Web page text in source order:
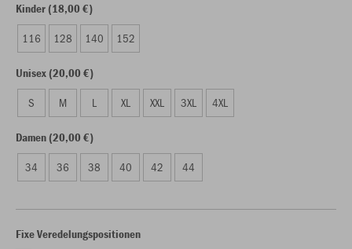
Kinder (18,00 €)
116 128 140 152
Unisex (20,00 €)
S M L XL XXL 3XL 4XL
Damen (20,00 €)
34 36 38 40 42 44
Fixe Veredelungspositionen